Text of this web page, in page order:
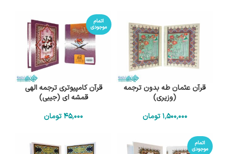
قرآن عثمان طه بدون ترجمه
(وزیری)
1٬500٬000 تومان
اتمام
موجودی
قرآن کامپیوتری ترجمه الهی
قمشه ای (جیبی)
45٬000تومان
اتمام
موجودی